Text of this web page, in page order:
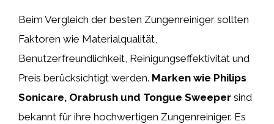
Beim Vergleich der besten Zungenreiniger sollten
Faktoren wie Materialqualität,
Benutzerfreundlichkeit, Reinigungseffektivität und
Preis berücksichtigt werden. Marken wie Philips
Sonicare, Orabrush und Tongue Sweeper sind
bekannt für ihre hochwertigen Zungenreiniger. Es